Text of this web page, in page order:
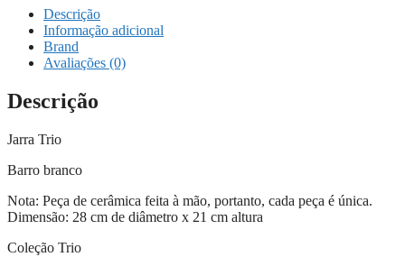
Descrição
Informação adicional
Brand
Avaliações (0)
Descrição
Jarra Trio
Barro branco
Nota: Peça de cerâmica feita à mão, portanto, cada peça é única.
Dimensão: 28 cm de diâmetro x 21 cm altura
Coleção Trio